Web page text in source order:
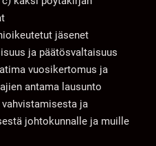
jäsenet
ja päätösvaltaisuus
vuosikertomus ja
antama lausunto
ja
johtokunnalle ja muille